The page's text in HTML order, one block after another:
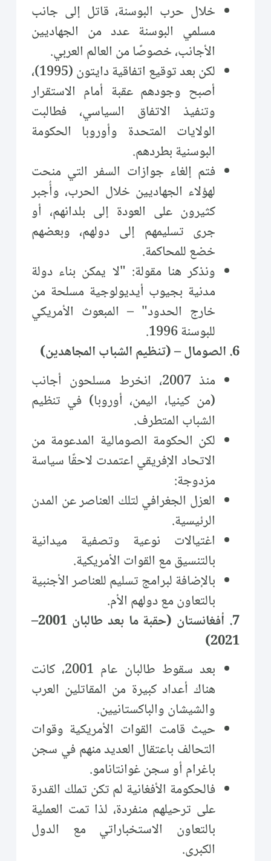
خلال حرب البوسنة، قاتل إلى جانب
مسلمي البوسنة عدد من الجهاديين
الأجانب، خصوصًا من العالم العربي.
لكن بعد توقيع اتفاقية دايتون (1995)،
أصبح وجودهم عقبة أمام الاستقرار
وتنفيذ الاتفاق السياسي، فطالبت
الولايات المتحدة وأوروبا الحكومة
البوسنية بطردهم.
فتم إلغاء جوازات السفر التي منحت
لهؤلاء الجهاديين خلال الحرب، وأُجبر
كثيرون على العودة إلى بلدانهم، أو
جرى تسليمهم إلى دولهم، وبعضهم
خضع للمحاكمة.
ونذكر هنا مقولة: "لا يمكن بناء دولة
مدنية بجيوب أيديولوجية مسلحة من
خارج الحدود" – المبعوث الأمريكي
للبوسنة 1996.
6. الصومال – (تنظيم الشباب المجاهدين)
منذ 2007، انخرط مسلحون أجانب
(من كينيا، اليمن، أوروبا) في تنظيم
الشباب المتطرف.
لكن الحكومة الصومالية المدعومة من
الاتحاد الإفريقي اعتمدت لاحقًا سياسة
مزدوجة:
العزل الجغرافي لتلك العناصر عن المدن
الرئيسية.
اغتيالات نوعية وتصفية ميدانية
بالتنسيق مع القوات الأمريكية.
بالإضافة لبرامج تسليم للعناصر الأجنبية
بالتعاون مع دولهم الأم.
7. أفغانستان (حقبة ما بعد طالبان 2001–
2021)
بعد سقوط طالبان عام 2001، كانت
هناك أعداد كبيرة من المقاتلين العرب
والشيشان والباكستانيين.
حيث قامت القوات الأمريكية وقوات
التحالف باعتقال العديد منهم في سجن
باغرام أو سجن غوانتانامو.
فالحكومة الأفغانية لم تكن تملك القدرة
على ترحيلهم منفردة، لذا تمت العملية
بالتعاون الاستخباراتي مع الدول
الكبرى.